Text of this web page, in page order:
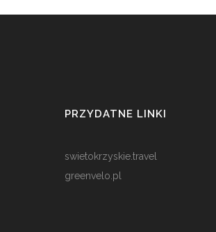
PRZYDATNE LINKI
swietokrzyskie.travel
greenvelo.pl